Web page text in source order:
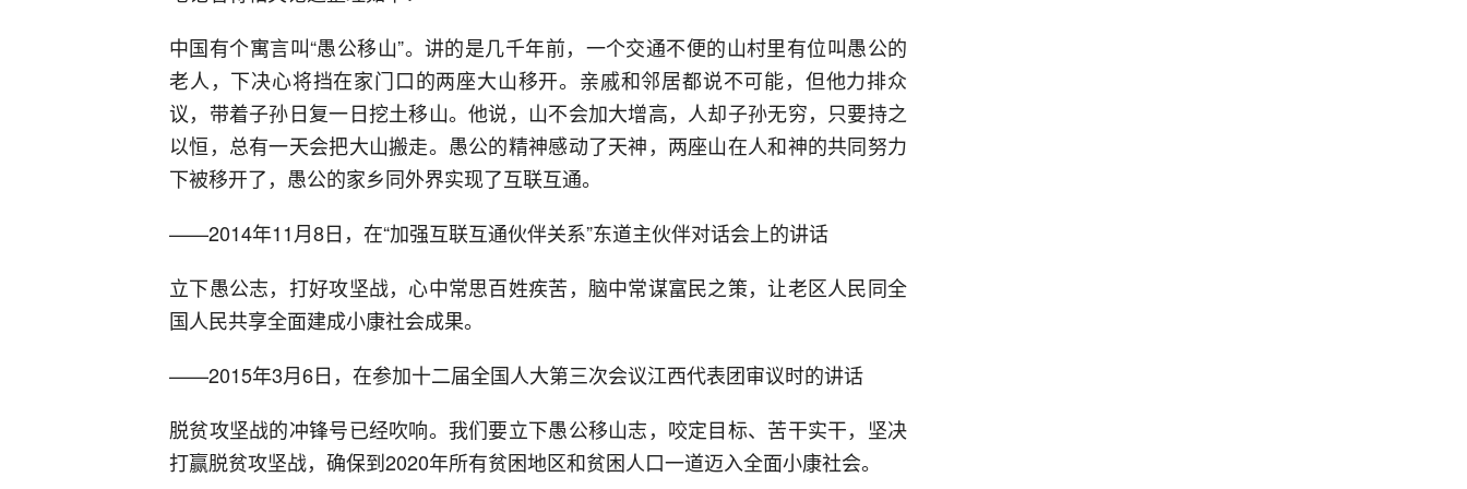
中国有个寓言叫“愚公移山”。讲的是几千年前，一个交通不便的山村里有位叫愚公的
老人，下决心将挡在家门口的两座大山移开。亲戚和邻居都说不可能，但他力排众
议，带着子孙日复一日挖土移山。他说，山不会加大增高，人却子孙无穷，只要持之
以恒，总有一天会把大山搬走。愚公的精神感动了天神，两座山在人和神的共同努力
下被移开了，愚公的家乡同外界实现了互联互通。
——2014年11月8日，在“加强互联互通伙伴关系”东道主伙伴对话会上的讲话
立下愚公志，打好攻坚战，心中常思百姓疾苦，脑中常谋富民之策，让老区人民同全
国人民共享全面建成小康社会成果。
——2015年3月6日，在参加十二届全国人大第三次会议江西代表团审议时的讲话
脱贫攻坚战的冲锋号已经吹响。我们要立下愚公移山志，咬定目标、苦干实干，坚决
打赢脱贫攻坚战，确保到2020年所有贫困地区和贫困人口一道迈入全面小康社会。